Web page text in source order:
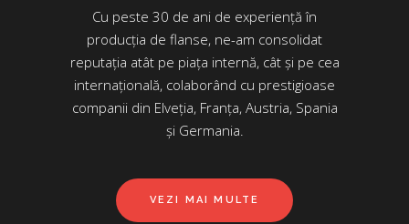
Cu peste 30 de ani de experiență în
producția de flanse, ne-am consolidat
reputația atât pe piața internă, cât și pe cea
internațională, colaborând cu prestigioase
companii din Elveția, Franța, Austria, Spania
și Germania.
VEZI MAI MULTE